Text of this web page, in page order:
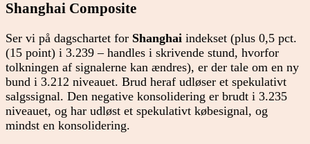
Shanghai Composite
Ser vi på dagschartet for Shanghai indekset (plus 0,5 pct.
(15 point) i 3.239 – handles i skrivende stund, hvorfor
tolkningen af signalerne kan ændres), er der tale om en ny
bund i 3.212 niveauet. Brud heraf udløser et spekulativt
salgssignal. Den negative konsolidering er brudt i 3.235
niveauet, og har udløst et spekulativt købesignal, og
mindst en konsolidering.